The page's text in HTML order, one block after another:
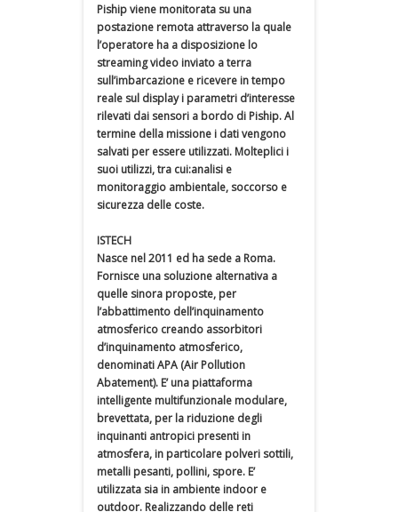
Piship viene monitorata su una
postazione remota attraverso la quale
l’operatore ha a disposizione lo
streaming video inviato a terra
sull’imbarcazione e ricevere in tempo
reale sul display i parametri d’interesse
rilevati dai sensori a bordo di Piship. Al
termine della missione i dati vengono
salvati per essere utilizzati. Molteplici i
suoi utilizzi, tra cui:analisi e
monitoraggio ambientale, soccorso e
sicurezza delle coste.
ISTECH
Nasce nel 2011 ed ha sede a Roma.
Fornisce una soluzione alternativa a
quelle sinora proposte, per
l’abbattimento dell’inquinamento
atmosferico creando assorbitori
d’inquinamento atmosferico,
denominati APA (Air Pollution
Abatement). E’ una piattaforma
intelligente multifunzionale modulare,
brevettata, per la riduzione degli
inquinanti antropici presenti in
atmosfera, in particolare polveri sottili,
metalli pesanti, pollini, spore. E’
utilizzata sia in ambiente indoor e
outdoor. Realizzando delle reti